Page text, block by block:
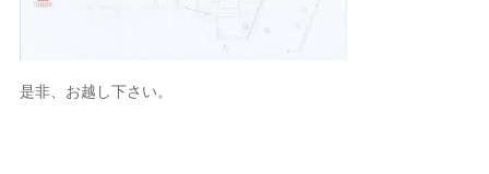
是非、お越し下さい。